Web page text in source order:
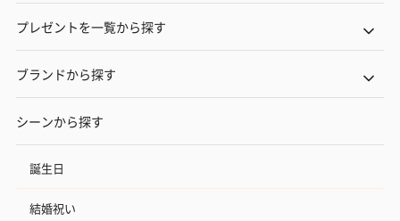
プレゼントを一覧から探す
ブランドから探す
シーンから探す
誕生日
結婚祝い